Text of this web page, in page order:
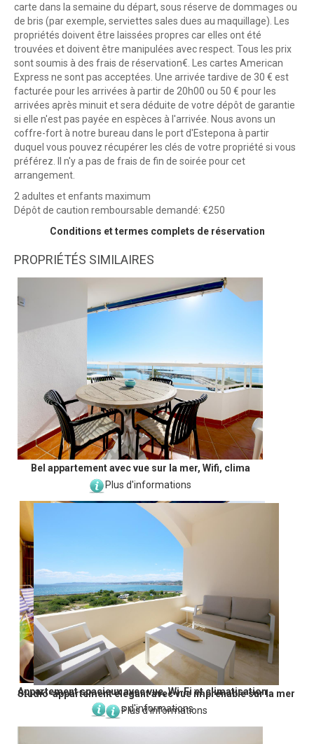
carte dans la semaine du départ, sous réserve de dommages ou
de bris (par exemple, serviettes sales dues au maquillage). Les
propriétés doivent être laissées propres car elles ont été
trouvées et doivent être manipulées avec respect. Tous les prix
sont soumis à des frais de réservation€. Les cartes American
Express ne sont pas acceptées. Une arrivée tardive de 30 € est
facturée pour les arrivées à partir de 20h00 ou 50 € pour les
arrivées après minuit et sera déduite de votre dépôt de garantie
si elle n'est pas payée en espèces à l'arrivée. Nous avons un
coffre-fort à notre bureau dans le port d'Estepona à partir
duquel vous pouvez récupérer les clés de votre propriété si vous
préférez. Il n'y a pas de frais de fin de soirée pour cet
arrangement.
2 adultes et enfants maximum
Dépôt de caution remboursable demandé: €250
Conditions et termes complets de réservation
PROPRIÉTÉS SIMILAIRES
Bel appartement avec vue sur la mer, Wifi, clima
Plus d'informations
Appartement spacieux avec vue, Wi-Fi et climatisation
Plus d'informations
Studio-appartement élégant avec vue imprenable sur la mer
Plus d'informations